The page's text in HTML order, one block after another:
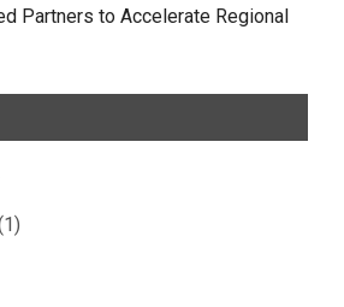
Partners to Accelerate Regional